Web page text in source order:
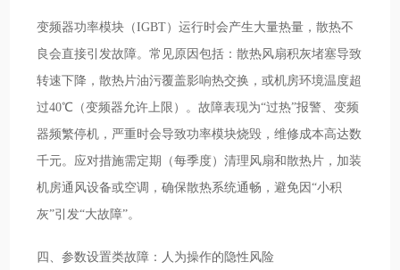
变频器功率模块（IGBT）运行时会产生大量热量，散热不
良会直接引发故障。常见原因包括：散热风扇积灰堵塞导致
转速下降，散热片油污覆盖影响热交换，或机房环境温度超
过40℃（变频器允许上限）。故障表现为“过热”报警、变频
器频繁停机，严重时会导致功率模块烧毁，维修成本高达数
千元。应对措施需定期（每季度）清理风扇和散热片，加装
机房通风设备或空调，确保散热系统通畅，避免因“小积
灰”引发“大故障”。
四、参数设置类故障：人为操作的隐性风险